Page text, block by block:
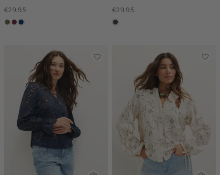
€29.95
groen,
brique
donkerblauw
€29.95
choco